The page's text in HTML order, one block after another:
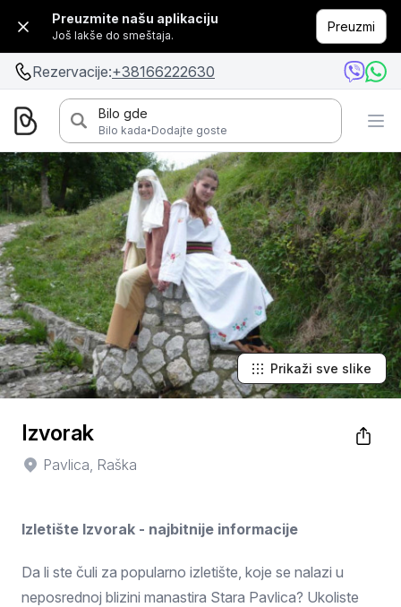
Preuzmite našu aplikaciju
Još lakše do smeštaja.
Preuzmi
Rezervacije:+38166222630
Bilo gde
Bilo kada·Dodajte goste
Prikaži sve slike
Izvorak
Pavlica, Raška
Izletište Izvorak - najbitnije informacije
Da li ste čuli za popularno izletište, koje se nalazi u
neposrednoj blizini manastira Stara Pavlica? Ukoliste